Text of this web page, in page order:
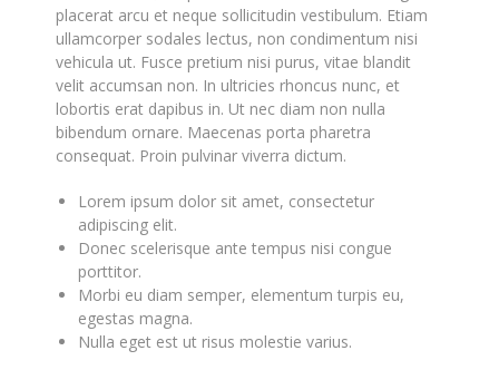
placerat arcu et neque sollicitudin vestibulum. Etiam
ullamcorper sodales lectus, non condimentum nisi
vehicula ut. Fusce pretium nisi purus, vitae blandit
velit accumsan non. In ultricies rhoncus nunc, et
lobortis erat dapibus in. Ut nec diam non nulla
bibendum ornare. Maecenas porta pharetra
consequat. Proin pulvinar viverra dictum.
Lorem ipsum dolor sit amet, consectetur
adipiscing elit.
Donec scelerisque ante tempus nisi congue
porttitor.
Morbi eu diam semper, elementum turpis eu,
egestas magna.
Nulla eget est ut risus molestie varius.